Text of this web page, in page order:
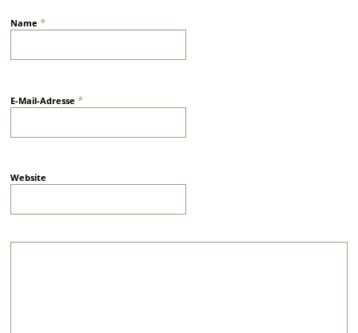
Name*
E-Mail-Adresse*
Website